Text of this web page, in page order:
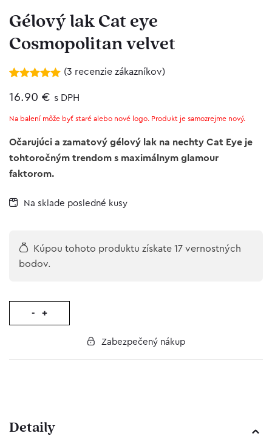
Gélový lak Cat eye
Cosmopolitan velvet
5.00z 5 na
zákazníckych
(3 recenzie zákazníkov)
16.90 € s DPH
Na balení môže byť staré alebo nové logo. Produkt je samozrejme nový.
Očarujúci a zamatový gélový lak na nechty Cat Eye je
tohtoročným trendom s maximálnym glamour
faktorom.
Na sklade posledné kusy
Kúpou tohoto produktu získate 17 vernostných
bodov.
- +
Zabezpečený nákup
Detaily